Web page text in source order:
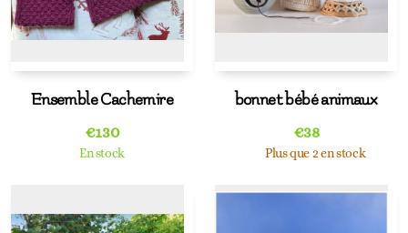
Ensemble Cachemire
€130
En stock
bonnet bébé animaux
€38
Plus que 2 en stock